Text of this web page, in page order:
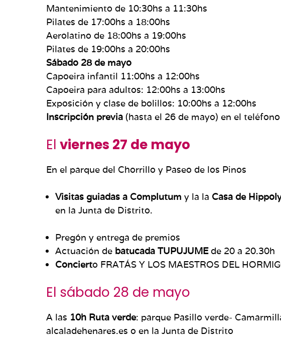
Mantenimiento de 10:30hs a 11:30hs
Pilates de 17:00hs a 18:00hs
Aerolatino de 18:00hs a 19:00hs
Pilates de 19:00hs a 20:00hs
Sábado 28 de mayo
Capoeira infantil 11:00hs a 12:00hs
Capoeira para adultos: 12:00hs a 13:00hs
Exposición y clase de bolillos: 10:00hs a 12:00hs
Inscripción previa (hasta el 26 de mayo) en el
El viernes 27 de mayo
En el parque del Chorrillo y Paseo de los Pinos
Visitas guiadas a Complutum y la la Casa de
en la Junta de Distrito.
Pregón y entrega de premios
Actuación de batucada TUPUJUMEde 20 a 20.30h
Concierto FRATÁS Y LOS MAESTROS DEL
El sábado 28 de mayo
A las 10h Ruta verde: parque Pasillo verde-
alcaladehenares.es o en la Junta de Distrito